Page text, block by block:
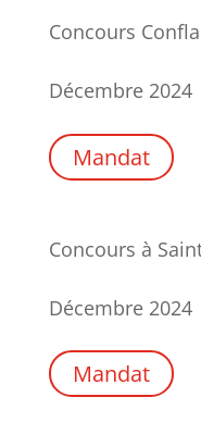
Concours
Décembre 2024
Mandat
Concours à
Décembre 2024
Mandat